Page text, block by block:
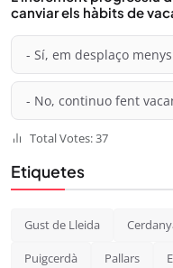
canviar els hàbits de
- Sí, em desplaço
- No, continuo fent
Total Votes: 37
Etiquetes
Gust de Lleida
Puigcerdà Pallars